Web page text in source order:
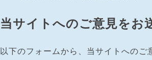
当サイトへのご意見をお
以下のフォームから、当サイトへのご